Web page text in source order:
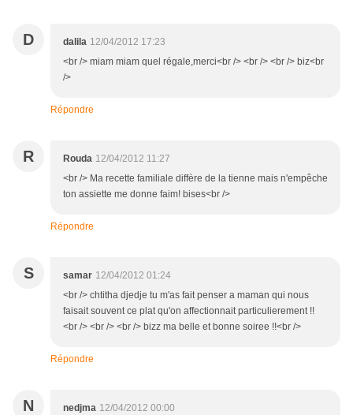
D dalila 12/04/2012 17:23
<br /> miam miam quel régale,merci<br /> <br /> <br /> biz<br
/>
Répondre
R Rouda 12/04/2012 11:27
<br /> Ma recette familiale diffère de la tienne mais n'empêche
ton assiette me donne faim! bises<br />
Répondre
S samar 12/04/2012 01:24
<br /> chtitha djedje tu m'as fait penser a maman qui nous
faisait souvent ce plat qu'on affectionnait particulierement !!
<br /> <br /> <br /> bizz ma belle et bonne soiree !!<br />
Répondre
N nedjma 12/04/2012 00:00